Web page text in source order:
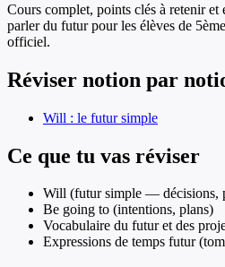
Cours complet, points clés à retenir et
parler du futurpour les élèves de 5ème
officiel.
Réviser notion par
Will : le futur simple
Ce que tu vas réviser
Will (futur simple — décisions,
Be going to (intentions, plans)
Vocabulaire du futur et des
Expressions de temps futur